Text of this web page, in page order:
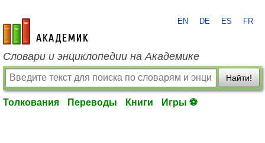
academic.ru
EN DE ES FR
Словари и энциклопедии на Академике
Найти!
Толкования Переводы Книги Игры ⚽